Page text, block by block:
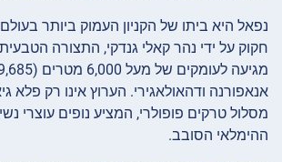
נפאל היא ביתו של הקניון העמוק ביותר
חקוק על ידי נהר קאלי גנדקי, התצורה
אנאפורנה ודהאולאגירי. הערוץ אינו רק פלא
מסלול טרקים פופולרי, המציע נופים עוצרי
ההימלאי הסובב.